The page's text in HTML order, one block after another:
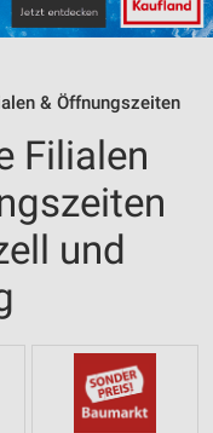
& Öffnungszeiten
Filialen
und